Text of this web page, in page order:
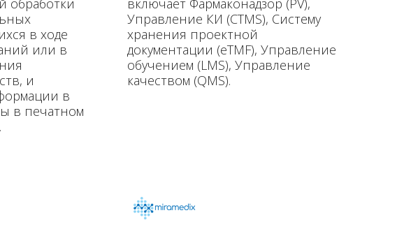
обработки
в ходе
или в
и
в
в печатном
включает Фармаконадзор (PV),
Управление КИ (CTMS), Систему
хранения проектной
документации (eTMF), Управление
обучением (LMS), Управление
качеством (QMS).